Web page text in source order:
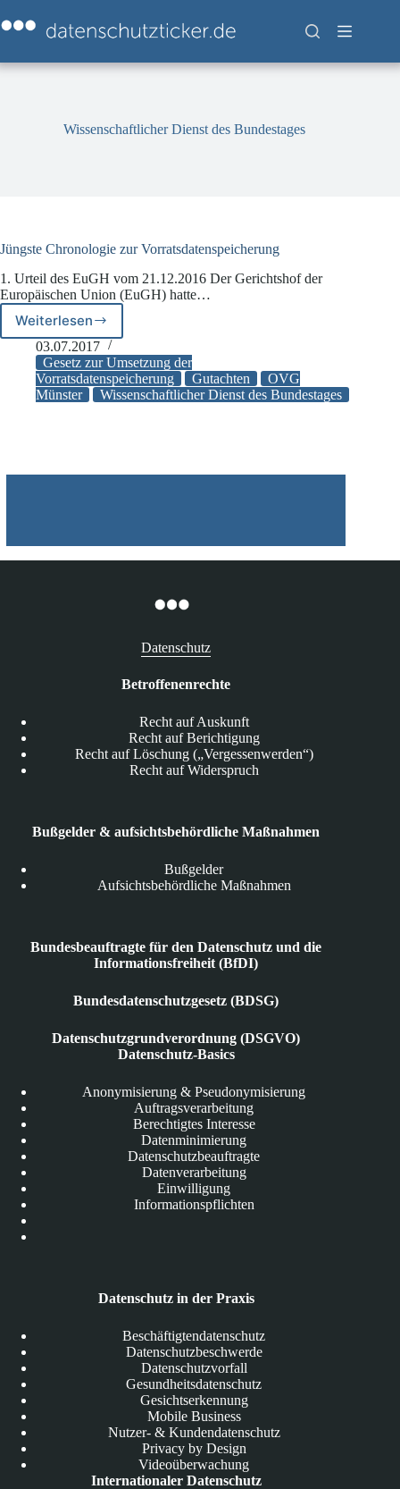
Inhalt
springen
Wissenschaftlicher Dienst des Bundestages
Jüngste Chronologie zur Vorratsdatenspeicherung
1. Urteil des EuGH vom 21.12.2016 Der Gerichtshof der
Europäischen Union (EuGH) hatte…
Weiterlesen
Jüngste
Chronologie
zur
Vorratsdatenspeicherung
03.07.2017
Gesetz zur Umsetzung der
Vorratsdatenspeicherung
Gutachten
OVG
Münster
Wissenschaftlicher Dienst des Bundestages
Datenschutz
Betroffenenrechte
Recht auf Auskunft
Recht auf Berichtigung
Recht auf Löschung („Vergessenwerden“)
Recht auf Widerspruch
Bußgelder & aufsichtsbehördliche Maßnahmen
Bußgelder
Aufsichtsbehördliche Maßnahmen
Bundesbeauftragte für den Datenschutz und die
Informationsfreiheit (BfDI)
Bundesdatenschutzgesetz (BDSG)
Datenschutzgrundverordnung (DSGVO)
Datenschutz-Basics
Anonymisierung & Pseudonymisierung
Auftragsverarbeitung
Berechtigtes Interesse
Datenminimierung
Datenschutzbeauftragte
Datenverarbeitung
Einwilligung
Informationspflichten
Datenschutz in der Praxis
Beschäftigtendatenschutz
Datenschutzbeschwerde
Datenschutzvorfall
Gesundheitsdatenschutz
Gesichtserkennung
Mobile Business
Nutzer- & Kundendatenschutz
Privacy by Design
Videoüberwachung
Internationaler Datenschutz